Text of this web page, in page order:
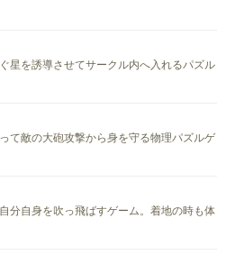
星を誘導させてサークル内へ入れるパズル
て敵の大砲攻撃から身を守る物理パズルゲ
分自身を吹っ飛ばすゲーム。着地の時も体